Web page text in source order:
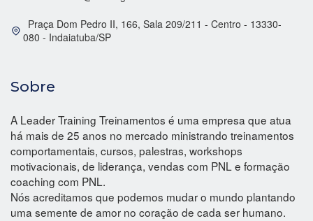
Praça Dom Pedro II, 166, Sala 209/211 - Centro - 13330-
080 - Indaiatuba/SP
Sobre
A Leader Training Treinamentos é uma empresa que atua
há mais de 25 anos no mercado ministrando treinamentos
comportamentais, cursos, palestras, workshops
motivacionais, de liderança, vendas com PNL e formação
coaching com PNL.
Nós acreditamos que podemos mudar o mundo plantando
uma semente de amor no coração de cada ser humano.